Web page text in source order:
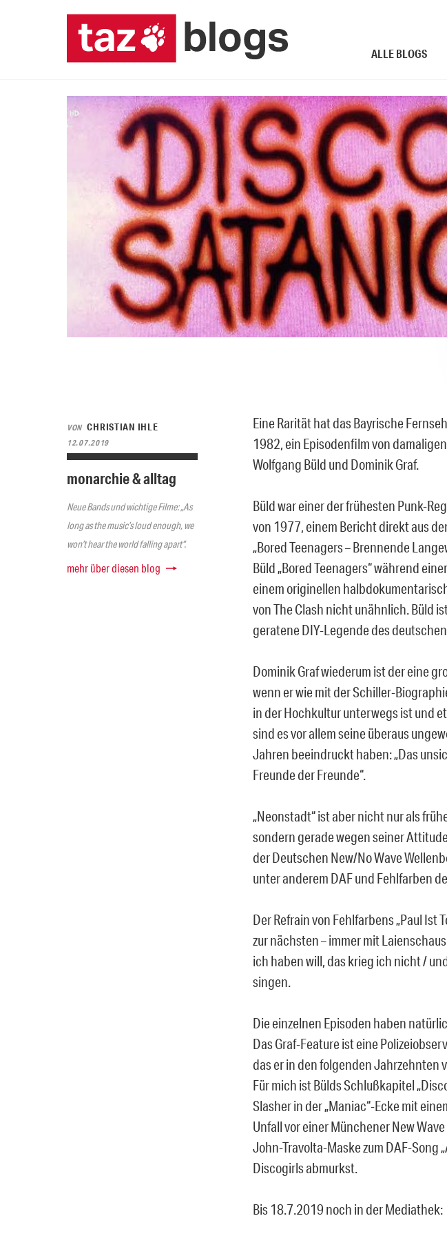
ALLE BLOGS
VON CHRISTIAN IHLE
12.07.2019
monarchie & alltag
Neue Bands und wichtige Filme: „As
long as the music’s loud enough, we
won’t hear the world falling apart“.
mehr über diesen blog
Eine Rarität hat das Bayrische
1982, ein Episodenfilm von
Wolfgang Büld und Dominik Graf.
Büld war einer der frühesten Punk-
von 1977, einem Bericht direkt aus
„Bored Teenagers – Brennende
Büld „Bored Teenagers“ während
einem originellen
von The Clash nicht unähnlich. Büld
geratene DIY-Legende des
Dominik Graf wiederum ist der eine
wenn er wie mit der Schiller-
in der Hochkultur unterwegs ist und
sind es vor allem seine überaus
Jahren beeindruckt haben: „Das
Freunde der Freunde“.
„Neonstadt“ ist aber nicht nur als
sondern gerade wegen seiner
der Deutschen New/No Wave
unter anderem DAF und Fehlfarben
Der Refrain von Fehlfarbens „Paul Ist
zur nächsten – immer mit
ich haben will, das krieg ich nicht /
singen.
Die einzelnen Episoden haben
Das Graf-Feature ist eine
das er in den folgenden Jahrzehnten
Für mich ist Bülds Schlußkapitel
Slasher in der „Maniac“-Ecke mit
Unfall vor einer Münchener New
John-Travolta-Maske zum DAF-Song
Discogirls abmurkst.
Bis 18.7.2019 noch in der Mediathek: